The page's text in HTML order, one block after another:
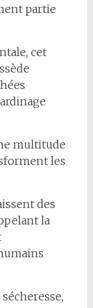
partie
cet
multitude
les
des
la